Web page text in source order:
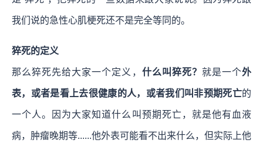
我们说的急性心肌梗死还不是完全等同的。
猝死的定义
那么猝死先给大家一个定义， 什么叫猝死？ 就是一个外
表，或者是看上去很健康的人，或者我们叫非预期死亡的
一个人。因为大家知道什么叫预期死亡，就是他有血液
病，肿瘤晚期等......他外表可能看不出来什么，但实际上他